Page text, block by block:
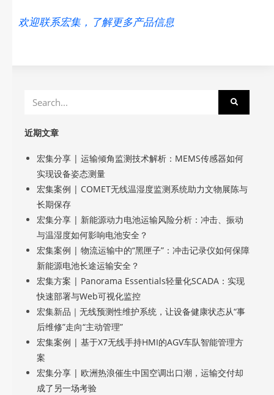
欢迎联系宏集，了解更多产品信息
近期文章
宏集分享 | 运输倾角监测技术解析：MEMS传感器如何
实现设备姿态测量
宏集案例 | COMET无线温湿度监测系统助力文物展陈与
长期保存
宏集分享 | 新能源动力电池运输风险分析：冲击、振动
与温湿度如何影响电池安全？
宏集案例 | 物流运输中的“黑匣子”：冲击记录仪如何保障
新能源电池长途运输安全？
宏集方案 | Panorama Essentials轻量化SCADA：实现
快速部署与Web可视化监控
宏集新品｜无线预测性维护系统，让设备健康状态从“事
后维修”走向“主动管理”
宏集案例 | 基于X7无线手持HMI的AGV车队智能管理方
案
宏集分享 | 欧洲热浪催生中国空调出口潮，运输交付却
成了另一场考验